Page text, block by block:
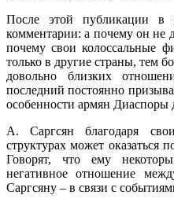
После этой публикации в
комментарии: а почему он не
почему свои колоссальные
только в другие страны, тем
довольно близких
последний постоянно
особенности армян
А. Саргсян благодаря
структурах может оказаться
Говорят, что ему
негативное отношение
Саргсяну – в связи с